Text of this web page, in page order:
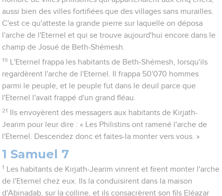
aussi bien des villes fortifiées que des villages sans murailles.
C'est ce qu'atteste la grande pierre sur laquelle on déposa
l'arche de l'Eternel et qui se trouve aujourd'hui encore dans le
champ de Josué de Beth-Shémesh.
19
L'Eternel frappa les habitants de Beth-Shémesh, lorsqu'ils
regardèrent l'arche de l'Eternel. Il frappa 50'070 hommes
parmi le peuple, et le peuple fut dans le deuil parce que
l'Eternel l'avait frappé d'un grand fléau.
21
Ils envoyèrent des messagers aux habitants de Kirjath-
Jearim pour leur dire : « Les Philistins ont ramené l'arche de
l'Eternel. Descendez donc et faites-la monter vers vous. »
1 Samuel 7
1
Les habitants de Kirjath-Jearim vinrent et firent monter l'arche
de l'Eternel chez eux. Ils la conduisirent dans la maison
d'Abinadab, sur la colline, et ils consacrèrent son fils Eléazar